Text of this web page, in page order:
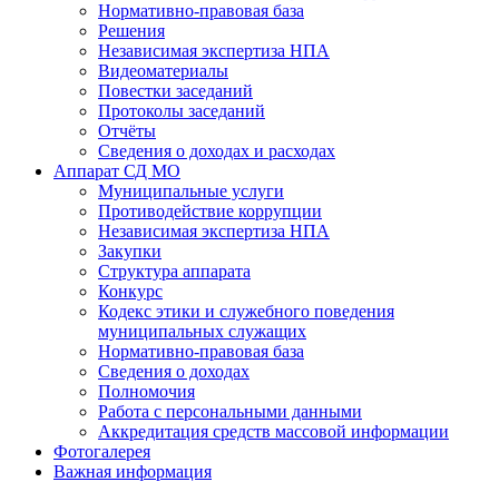
Нормативно-правовая база
Решения
Независимая экспертиза НПА
Видеоматериалы
Повестки заседаний
Протоколы заседаний
Отчёты
Сведения о доходах и расходах
Аппарат СД МО
Муниципальные услуги
Противодействие коррупции
Независимая экспертиза НПА
Закупки
Структура аппарата
Конкурс
Кодекс этики и служебного поведения
муниципальных служащих
Нормативно-правовая база
Сведения о доходах
Полномочия
Работа с персональными данными
Аккредитация средств массовой информации
Фотогалерея
Важная информация